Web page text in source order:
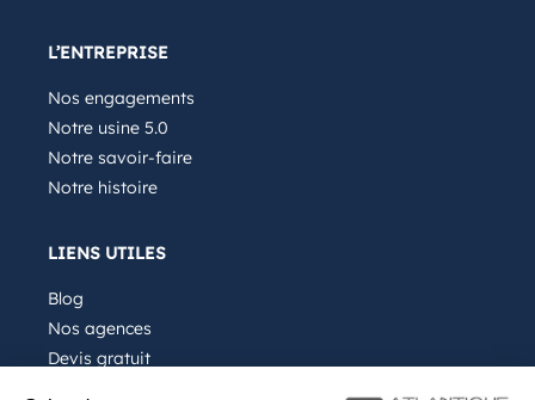
L’ENTREPRISE
Nos engagements
Notre usine 5.0
Notre savoir-faire
Notre histoire
LIENS UTILES
Blog
Nos agences
Devis gratuit